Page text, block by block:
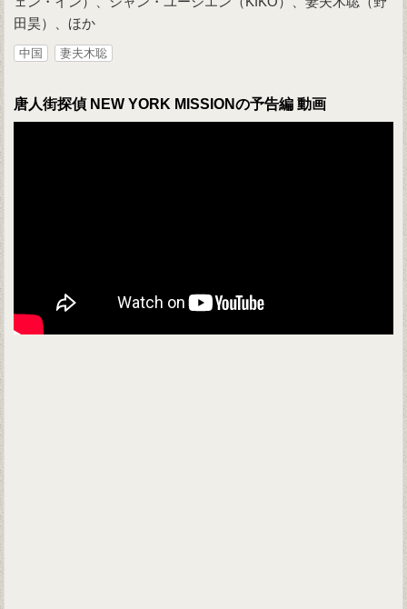
田昊）、ほか
中国 妻夫木聡
唐人街探偵 NEW YORK MISSIONの予告編 動画